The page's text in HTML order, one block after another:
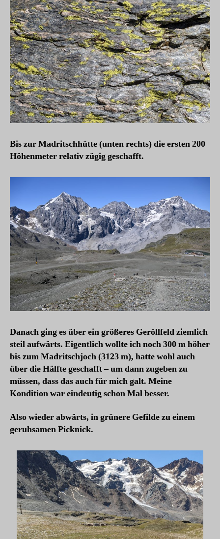
Bis zur Madritschhütte (unten rechts) die ersten 200
Höhenmeter relativ zügig geschafft.
Danach ging es über ein größeres Geröllfeld ziemlich
steil aufwärts. Eigentlich wollte ich noch 300 m höher
bis zum Madritschjoch (3123 m), hatte wohl auch
über die Hälfte geschafft – um dann zugeben zu
müssen, dass das auch für mich galt. Meine
Kondition war eindeutig schon Mal besser.
Also wieder abwärts, in grünere Gefildezu einem
geruhsamen Picknick.